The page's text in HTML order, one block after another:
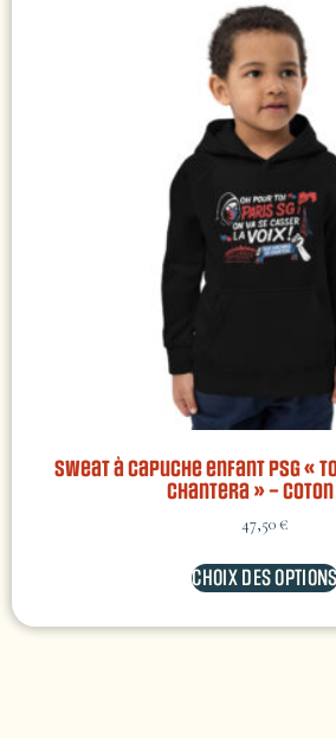
Sweat à capuche enfant PSG «
chantera » –
47,50€
CHOIX DES